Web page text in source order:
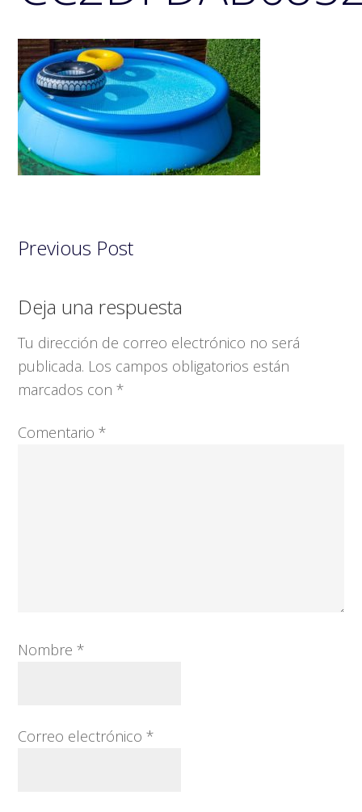
Previous Post
Interacciones
con
los
lectores
Deja una respuesta
Tu dirección de correo electrónico no será
publicada. Los campos obligatorios están
marcados con*
Comentario*
Nombre*
Correo electrónico*